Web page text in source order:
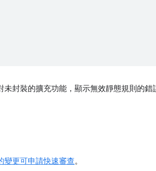
未封裝的擴充功能，顯示無效靜態規則的錯
變更可申請快速審查。